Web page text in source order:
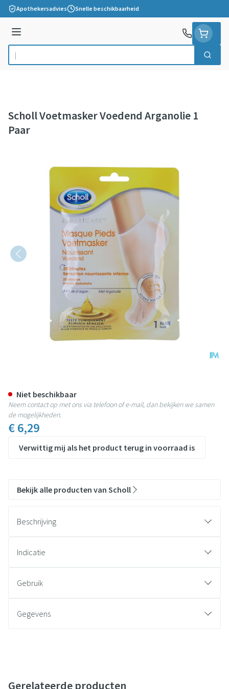
Ga naar de inhoud
Apothekersadvies Snelle beschikbaarheid
Menu
Product, merk, categorie... Zoek
Scholl Voetmasker Voedend Arganolie 1
Paar
€ 6,29
Verwittig mij als het product terug in voorraad is
Niet beschikbaar
Neem contact op met ons via telefoon of e-mail, dan bekijken we samen
de mogelijkheden.
Bekijk alle producten van Scholl
Beschrijving
Indicatie
Gebruik
Gegevens
Gerelateerde producten